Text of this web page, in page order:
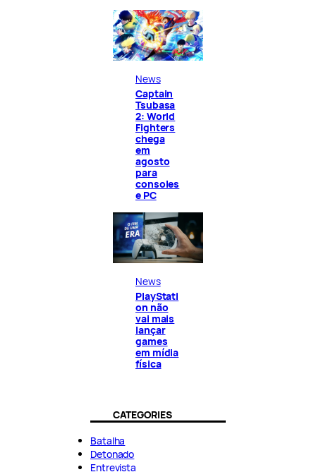
News
Captain
Tsubasa
2: World
Fighters
chega
em
agosto
para
consoles
e PC
News
PlayStati
on não
vai mais
lançar
games
em mídia
física
CATEGORIES
Batalha
Detonado
Entrevista